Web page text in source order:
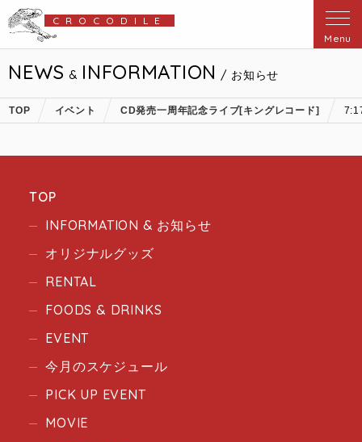
CROCODILE
Menu
NEWS & INFORMATION / お知らせ
TOP イベント CD発売一周年記念ライブ[キングレコード]
TOP
INFORMATION & お知らせ
オリジナルグッズ
RENTAL
FOODS & DRINKS
EVENT
今月のスケジュール
PICK UP EVENT
MOVIE